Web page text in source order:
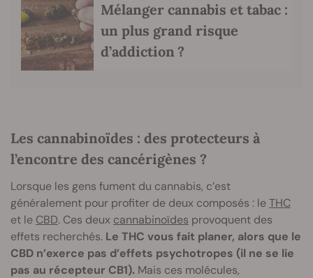
Mélanger cannabis et tabac :
un plus grand risque
d’addiction ?
Les cannabinoïdes : des protecteurs à
l’encontre des cancérigènes ?
Lorsque les gens fument du cannabis, c’est
généralement pour profiter de deux composés : leTHC
et le CBD. Ces deux cannabinoïdes provoquent des
effets recherchés. Le THC vous fait planer, alors que le
CBD n’exerce pas d’effets psychotropes (il ne se lie
pas au récepteur CB1). Mais ces molécules,